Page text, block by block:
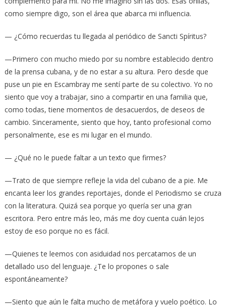
como siempre digo, son el área que abarca mi influencia.
— ¿Cómo recuerdas tu llegada al periódico de Sancti Spíritus?
—Primero con mucho miedo por su nombre establecido dentro
de la prensa cubana, y de no estar a su altura. Pero desde que
puse un pie en Escambray me sentí parte de su colectivo. Yo no
siento que voy a trabajar, sino a compartir en una familia que,
como todas, tiene momentos de desacuerdos, de deseos de
cambio. Sinceramente, siento que hoy, tanto profesional como
personalmente, ese es mi lugar en el mundo.
— ¿Qué no le puede faltar a un texto que firmes?
—Trato de que siempre refleje la vida del cubano de a pie. Me
encanta leer los grandes reportajes, donde el Periodismo se cruza
con la literatura. Quizá sea porque yo quería ser una gran
escritora. Pero entre más leo, más me doy cuenta cuán lejos
estoy de eso porque no es fácil.
—Quienes te leemos con asiduidad nos percatamos de un
detallado uso del lenguaje. ¿Te lo propones o sale
espontáneamente?
—Siento que aún le falta mucho de metáfora y vuelo poético. Lo